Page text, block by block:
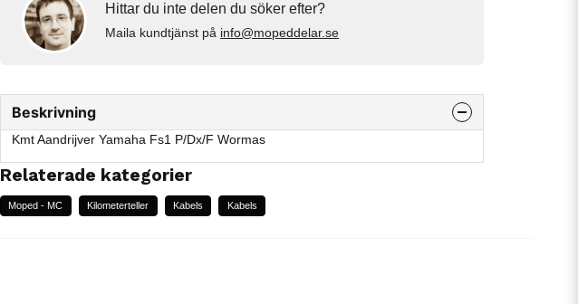
Hittar du inte delen du söker efter?
Maila kundtjänst på info@mopeddelar.se
Beskrivning
Kmt Aandrijver Yamaha Fs1 P/Dx/F Wormas
Relaterade kategorier
Moped - MC Kilometerteller Kabels Kabels